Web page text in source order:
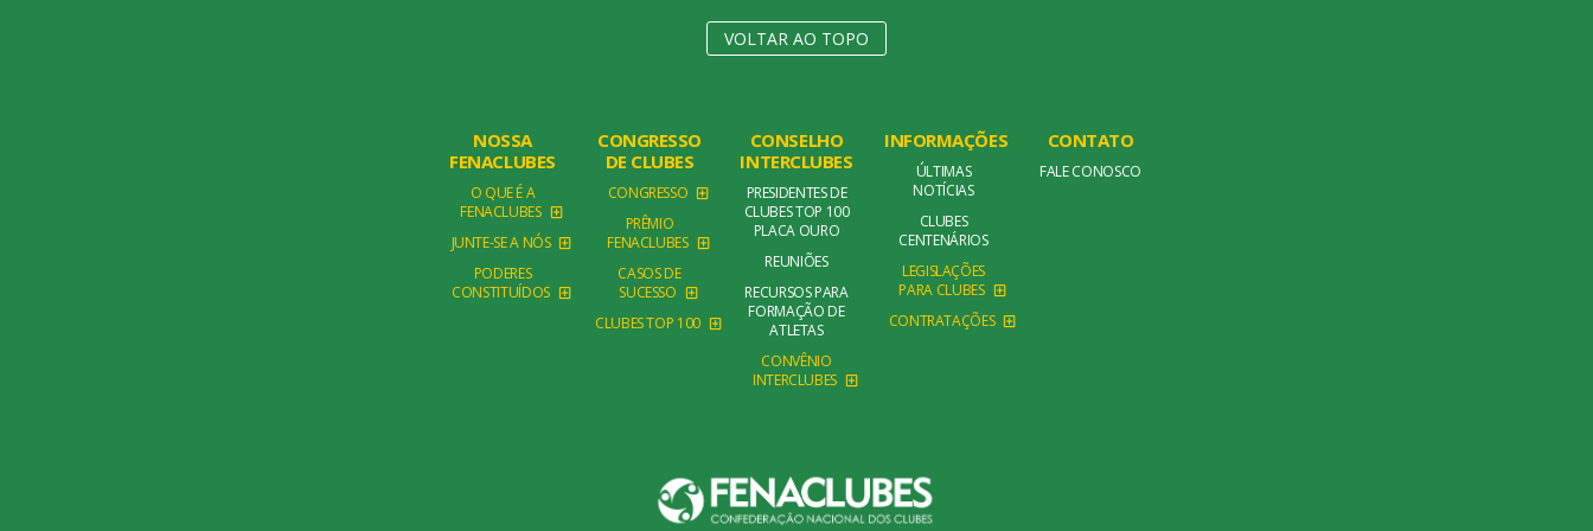
VOLTAR AO TOPO
NOSSA
FENACLUBES
O QUE É A
FENACLUBES
JUNTE-SE A NÓS
PODERES
CONSTITUÍDOS
CONGRESSO
DE CLUBES
CONGRESSO
PRÊMIO
FENACLUBES
CASOS DE
SUCESSO
CLUBES TOP 100
CONSELHO
INTERCLUBES
PRESIDENTES DE
CLUBES TOP 100
PLACA OURO
REUNIÕES
RECURSOS PARA
FORMAÇÃO DE
ATLETAS
CONVÊNIO
INTERCLUBES
INFORMAÇÕES
ÚLTIMAS
NOTÍCIAS
CLUBES
CENTENÁRIOS
LEGISLAÇÕES
PARA CLUBES
CONTRATAÇÕES
CONTATO
FALE CONOSCO